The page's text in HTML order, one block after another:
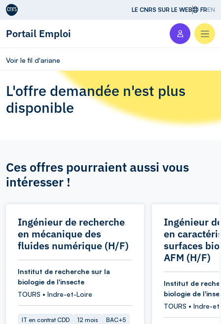
Aller au contenu LE CNRS SUR LE WEB FREN
Portail Emploi
Voir le fil d'ariane
L'offre demandée n'est plus
disponible
Ces offres pourraient aussi vous
intéresser !
Ingénieur de recherche
en mécanique des
fluides numérique (H/F)
Institut de recherche sur la
biologie de l'insecte
TOURS • Indre-et-Loire
IT en contrat CDD 12 mois BAC+5
Ingénieur
en
surfaces
AFM (H/F)
Institut de
biologie de
TOURS • Indre-